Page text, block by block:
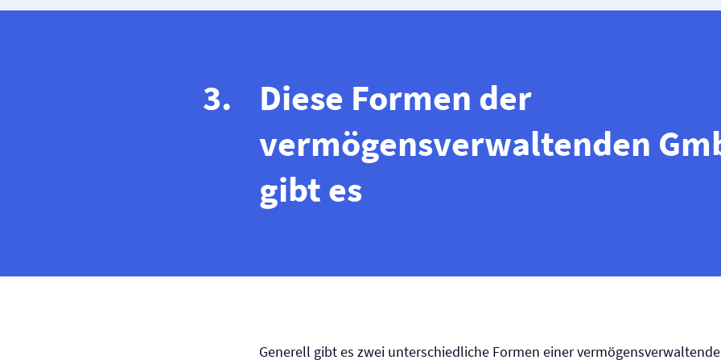
Diese Formen der
vermögensverwaltenden
gibt es
Generell gibt es zwei unterschiedliche Formen einer